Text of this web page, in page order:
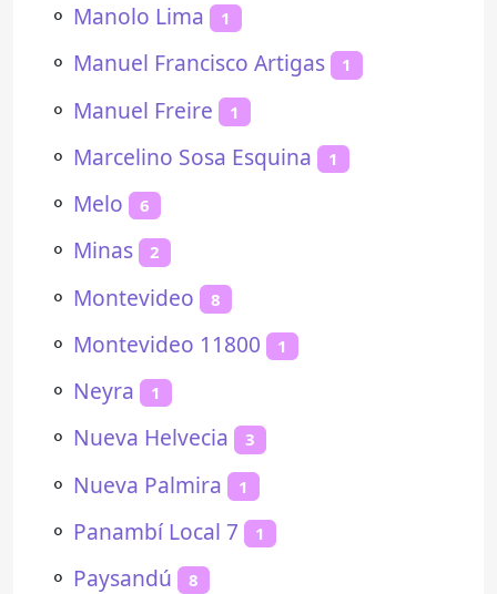
⚬ Manolo Lima 1
⚬ Manuel Francisco Artigas 1
⚬ Manuel Freire 1
⚬ Marcelino Sosa Esquina 1
⚬ Melo 6
⚬ Minas 2
⚬ Montevideo 8
⚬ Montevideo 11800 1
⚬ Neyra 1
⚬ Nueva Helvecia 3
⚬ Nueva Palmira 1
⚬ Panambí Local 7 1
⚬ Paysandú 8